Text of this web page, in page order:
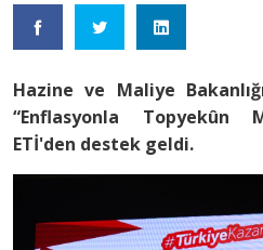
Hazine ve Maliye
“Enflasyonla Topyekûn
ETİ'den destek geldi.